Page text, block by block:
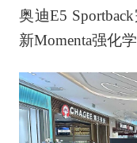
奥迪E5
新Momenta强化